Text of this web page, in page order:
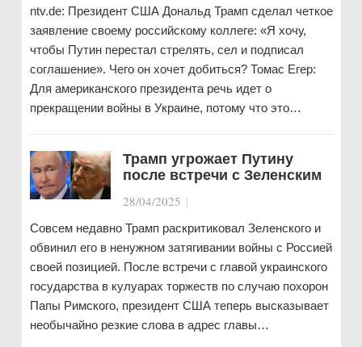
ntv.de: Президент США Дональд Трамп сделал четкое
заявление своему российскому коллеге: «Я хочу,
чтобы Путин перестал стрелять, сел и подписал
соглашение». Чего он хочет добиться? Томас Егер:
Для американского президента речь идет о
прекращении войны в Украине, потому что это…
Трамп угрожает Путину
после встречи с Зеленским
28/04/2025 |
Совсем недавно Трамп раскритиковал Зеленского и
обвинил его в ненужном затягивании войны с Россией
своей позицией. После встречи с главой украинского
государства в кулуарах торжеств по случаю похорон
Папы Римского, президент США теперь высказывает
необычайно резкие слова в адрес главы…